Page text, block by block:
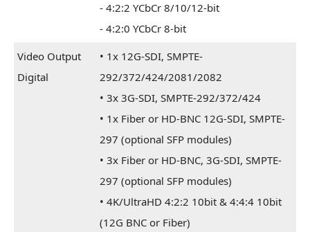
- 4:2:2 YCbCr 8/10/12-bit
- 4:2:0 YCbCr 8-bit
Video Output
Digital
• 1x 12G-SDI, SMPTE-
292/372/424/2081/2082
• 3x 3G-SDI, SMPTE-292/372/424
• 1x Fiber or HD-BNC 12G-SDI, SMPTE-
297 (optional SFP modules)
• 3x Fiber or HD-BNC, 3G-SDI, SMPTE-
297 (optional SFP modules)
• 4K/UltraHD 4:2:2 10bit & 4:4:4 10bit
(12G BNC or Fiber)